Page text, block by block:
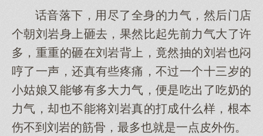
话音落下，用尽了全身的力气，然后门店
个朝刘岩身上砸去，果然比起先前力气大了许
多，重重的砸在刘岩背上，竟然抽的刘岩也闷
哼了一声，还真有些疼痛，不过一个十三岁的
小姑娘又能够有多大力气，便是吃出了吃奶的
力气，却也不能将刘岩真的打成什么样，根本
伤不到刘岩的筋骨，最多也就是一点皮外伤。